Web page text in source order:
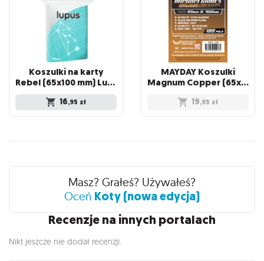
Koszulki na karty
Rebel (65x100 mm) Lupus Medium, 100 sztuk
16,95 zł
MAYDAY Koszulki
Magnum Copper (65x100mm) 100 - Brown (Brązowe)
19,95 zł
Recenzje
Masz? Grałeś? Używałeś?
Oceń Koty (nowa edycja)
Recenzje na innych portalach
Nikt jeszcze nie dodał recenzji.